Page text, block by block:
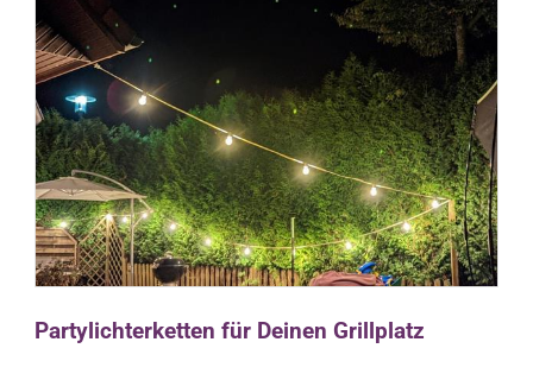
Partylichterketten für Deinen Grillplatz